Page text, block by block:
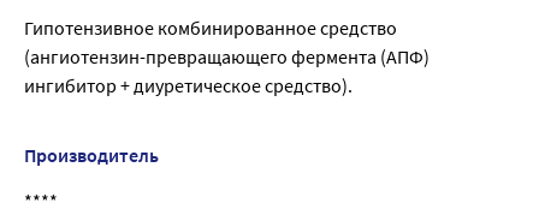
Гипотензивное комбинированное средство
(ангиотензин-превращающего фермента (АПФ)
ингибитор + диуретическое средство).
Производитель
****